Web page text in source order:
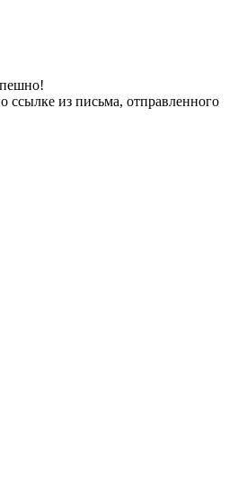
ссылке из письма, отправленного